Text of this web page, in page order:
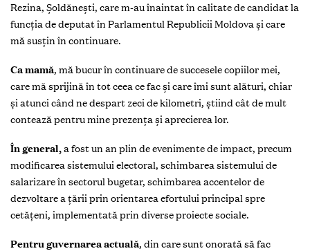
Rezina, Șoldănești, care m-au înaintat în calitate de candidat la
funcția de deputat în Parlamentul Republicii Moldova și care
mă susțin în continuare.
Ca mamă, mă bucur în continuare de succesele copiilor mei,
care mă sprijină în tot ceea ce fac și care îmi sunt alături, chiar
și atunci când ne despart zeci de kilometri, știind cât de mult
contează pentru mine prezența și aprecierea lor.
În general,a fost un an plin de evenimente de impact, precum
modificarea sistemului electoral, schimbarea sistemului de
salarizare în sectorul bugetar, schimbarea accentelor de
dezvoltare a țării prin orientarea efortului principal spre
cetățeni, implementată prin diverse proiecte sociale.
Pentru guvernarea actuală, din care sunt onorată să fac